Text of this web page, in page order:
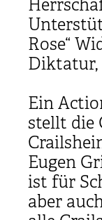
Rose“
Diktatur,
Ein
stellt die
Eugen
ist für
aber